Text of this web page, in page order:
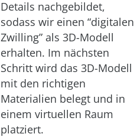
Details nachgebildet,
sodass wir einen “digitalen
Zwilling” als 3D-Modell
erhalten. Im nächsten
Schritt wird das 3D-Modell
mit den richtigen
Materialien belegt und in
einem virtuellen Raum
platziert.